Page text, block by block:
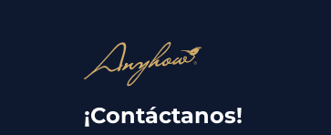
¡Contáctanos!
Servicios
Envíos
Regalos
Contacto